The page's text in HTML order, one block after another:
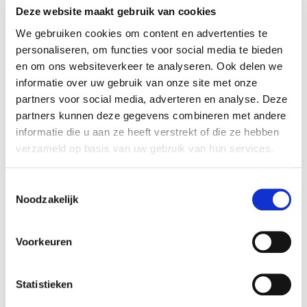
Deze website maakt gebruik van cookies
We gebruiken cookies om content en advertenties te
personaliseren, om functies voor social media te bieden
en om ons websiteverkeer te analyseren. Ook delen we
informatie over uw gebruik van onze site met onze
partners voor social media, adverteren en analyse. Deze
partners kunnen deze gegevens combineren met andere
informatie die u aan ze heeft verstrekt of die ze hebben
verzameld op basis van uw gebruik van hun services.
Noodzakelijk
Voorkeuren
Statistieken
Spray foam
€9,99
Poinsettia pot burlap rood
h20xd22